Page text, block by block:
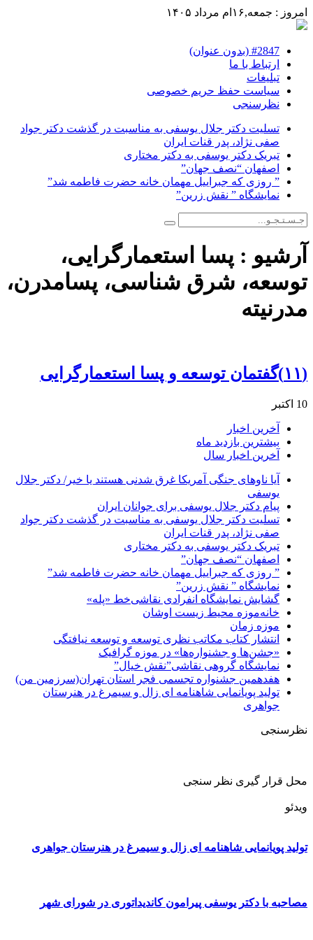
امروز : جمعه,۱۶ام مرداد ۱۴۰۵
#2847 (بدون عنوان)
ارتباط با ما
تبلیغات
سیاست حفظ حریم خصوصی
نظرسنجی
تسلیت دکتر جلال یوسفی به مناسبت در گذشت دکتر جواد
صفی نژاد، پدر قنات ایران
تبریک دکتر یوسفی به دکتر مختاری
اصفهان “نصف جهان”
” روزی که جبراییل مهمان خانه حضرت فاطمه شد”
نمایشگاه ” نقش زرین”
آرشیو : پسا استعمارگرایی،
توسعه، شرق شناسی، پسامدرن،
مدرنیته
(۱۱)گفتمان توسعه و پسا استعمارگرایی
10 اکتبر
آخرین اخبار
بیشترین بازدید ماه
آخرین اخبار سال
آیا ناوهای جنگی آمریکا غرق شدنی هستند یا خیر/ دکتر جلال
یوسفی
پیام دکتر جلال یوسفی برای جوانان ایران
تسلیت دکتر جلال یوسفی به مناسبت در گذشت دکتر جواد
صفی نژاد، پدر قنات ایران
تبریک دکتر یوسفی به دکتر مختاری
اصفهان “نصف جهان”
” روزی که جبراییل مهمان خانه حضرت فاطمه شد”
نمایشگاه ” نقش زرین”
گشایش نمایشگاه انفرادی نقاشی‌خط «پله»
خانه‌موزه محیط‌ زیست اوشان
موزه زمان
انتشار کتاب مکاتب نظری توسعه و توسعه نیافتگی
«جشن‌ها و جشنواره‌ها» در موزه گرافیک
نمایشگاه گروهی نقاشی”نقش خیال”
هفدهمین جشنواره تجسمی فجر استان تهران(سرزمین من)
تولید پویانمایی شاهنامه ای زال و سیمرغ در هنرستان
جواهری
نظرسنجی
محل قرار گیری نظر سنجی
ویدئو
تولید پویانمایی شاهنامه ای زال و سیمرغ در هنرستان جواهری
مصاحبه با دکتر یوسفی پیرامون کاندیداتوری در شورای شهر